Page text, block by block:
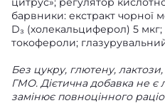
барвники: екстракт чорної
D₃ (холекальциферол) 5
токофероли;
Без цукру, глютену,
ГМО. Дієтична добавка не є
замінює повноцінного